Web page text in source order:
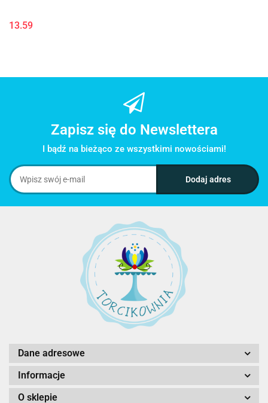
13.59
Zapisz się do Newslettera
I bądź na bieżąco ze wszystkimi nowościami!
Dane adresowe
Informacje
O sklepie